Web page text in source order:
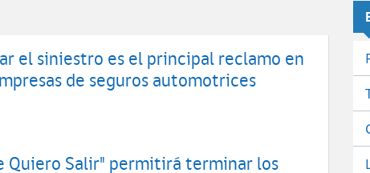
el siniestro es el principal reclamo en
de seguros automotrices
Quiero Salir" permitirá terminar los